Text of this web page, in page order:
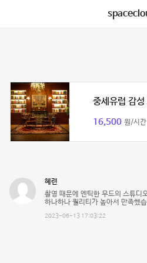
중세유럽 감
16,500 원/시간
혜련
촬영 때문에 엔틱한 무드의 스튜디
하나하나 퀄리티가 높아서 만족했
2023-06-13 17:03:22